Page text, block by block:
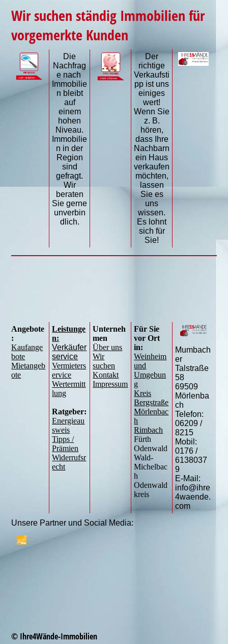
Wir suchen ständig Immobilien für
vorgemerkte Kunden
Die
Nachfrag
e nach
Immobilie
n bleibt
auf
einem
hohen
Niveau.
Immobilie
n in der
Region
sind
gefragt.
Wir
beraten
Sie gerne
unverbin
dlich.
Der
richtige
Verkaufsti
pp ist uns
einiges
wert!
Wenn Sie
z. B.
hören,
dass Ihre
Nachbarn
ein Haus
verkaufen
möchten,
lassen
Sie es
uns
wissen.
Es lohnt
sich für
Sie!
Angebote
:
Kaufange
bote
Mietangeb
ote
Leistunge
n:
Verkäufer
service
Vermieters
ervice
Wertermitt
lung
Ratgeber:
Energieau
sweis
Tipps /
Prämien
Widerrufsr
echt
Unterneh
men
Über uns
Wir
suchen
Kontakt
Impressum
Für Sie
vor Ort
in:
Weinheim
und
Umgebun
g
Kreis
Bergstraße
Mörlenbac
h
Rimbach
Fürth
Odenwald
Wald-
Michelbac
h
Odenwald
kreis
Mumbach
er
Talstraße
58
69509
Mörlenba
ch
Telefon:
06209 /
8215
Mobil:
0176 /
6138037
9
E-Mail:
info@ihre
4waende.
com
Unsere Partner und Social Media:
© Ihre4Wände-Immobilien